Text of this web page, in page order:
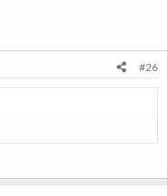
#26